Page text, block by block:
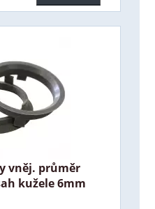
vněj. průměr
kužele 6mm